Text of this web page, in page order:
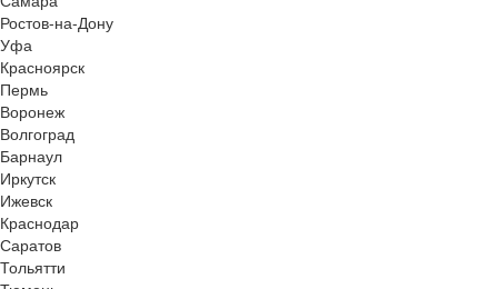
Ростов-на-Дону
Уфа
Красноярск
Пермь
Воронеж
Волгоград
Барнаул
Иркутск
Ижевск
Краснодар
Саратов
Тольятти